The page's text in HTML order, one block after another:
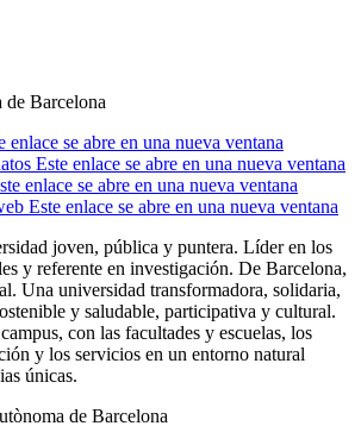
Barcelona
enlace se abre en una nueva ventana
Este enlace se abre en una nueva ventana
enlace se abre en una nueva ventana
Este enlace se abre en una nueva ventana
joven, pública y puntera. Líder en los
y referente en investigación. De Barcelona,
Una universidad transformadora, solidaria,
y saludable, participativa y cultural.
con las facultades y escuelas, los
y los servicios en un entorno natural
únicas.
de Barcelona